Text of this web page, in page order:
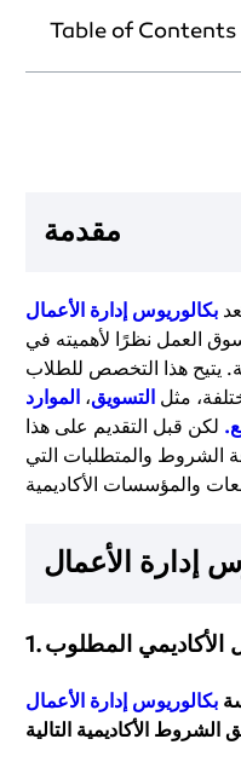
Table of Contents
مقدمة
بكالوريوس إدارة الأعمال
العمل نظرًا لأهميته في
يتيح هذا التخصص للطلاب
مثل التسويق، الموارد
لكن قبل التقديم على هذا
الشروط والمتطلبات التي
إدارة الأعمال
الأكاديمي المطلوب
بكالوريوس إدارة الأعمال